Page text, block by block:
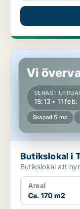
Butikslokal i Täby
Vi
SENAST
18:13 • 11 feb.
Skapad 5 mo
Butikslokal i
Butikslokal att
Areal
Ca. 170 m2